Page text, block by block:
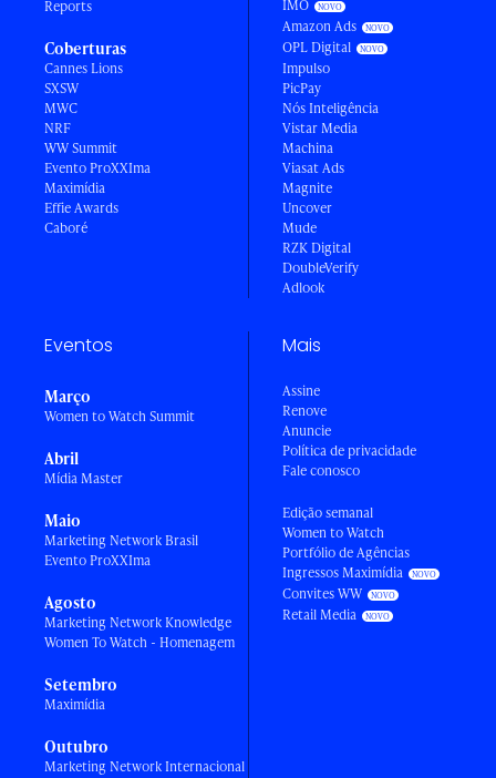
Reports
Coberturas
Cannes Lions
SXSW
MWC
NRF
WW Summit
Evento ProXXIma
Maximídia
Effie Awards
Caboré
IMO
Amazon Ads
OPL Digital
Impulso
PicPay
Nós Inteligência
Vistar Media
Machina
Viasat Ads
Magnite
Uncover
Mude
RZK Digital
DoubleVerify
Adlook
Eventos
Março
Women to Watch Summit
Abril
Mídia Master
Maio
Marketing Network Brasil
Evento ProXXIma
Agosto
Marketing Network Knowledge
Women To Watch - Homenagem
Setembro
Maximídia
Outubro
Marketing Network Internacional
Mais
Assine
Renove
Anuncie
Política de privacidade
Fale conosco
Edição semanal
Women to Watch
Portfólio de Agências
Ingressos Maximídia
Convites WW
Retail Media